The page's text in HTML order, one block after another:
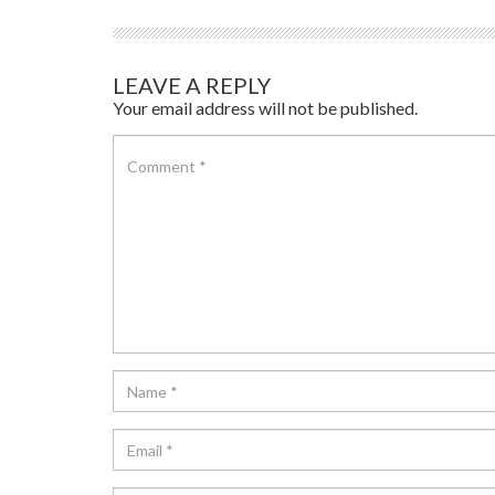
LEAVE A REPLY
Your email address will not be published.